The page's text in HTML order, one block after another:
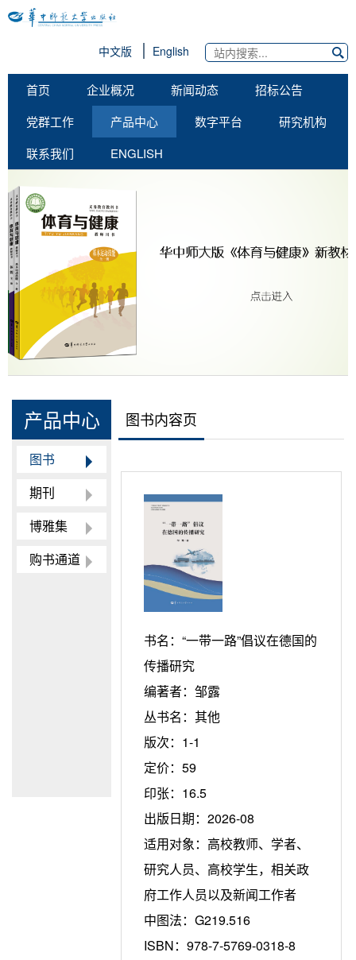
中文版 English
首页 企业概况 新闻动态
招标公告
党群工作
产品中心 数字平台
研究机构
联系我们
ENGLISH
产品中心
图书
期刊
博雅集
购书通道
图书内容页
书名： “一带一路”倡议在德国的
传播研究
编著者： 邹露
丛书名： 其他
版次： 1-1
定价： 59
印张： 16.5
出版日期： 2026-08
适用对象： 高校教师、学者、
研究人员、高校学生，相关政
府工作人员以及新闻工作者
中图法： G219.516
ISBN： 978-7-5769-0318-8